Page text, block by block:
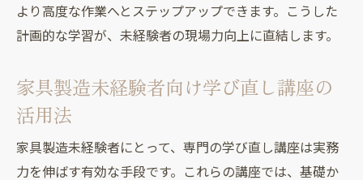
より高度な作業へとステップアップできます。こうした
計画的な学習が、未経験者の現場力向上に直結します。
家具製造未経験者向け学び直し講座の
活用法
家具製造未経験者にとって、専門の学び直し講座は実務
力を伸ばす有効な手段です。これらの講座では、基礎か